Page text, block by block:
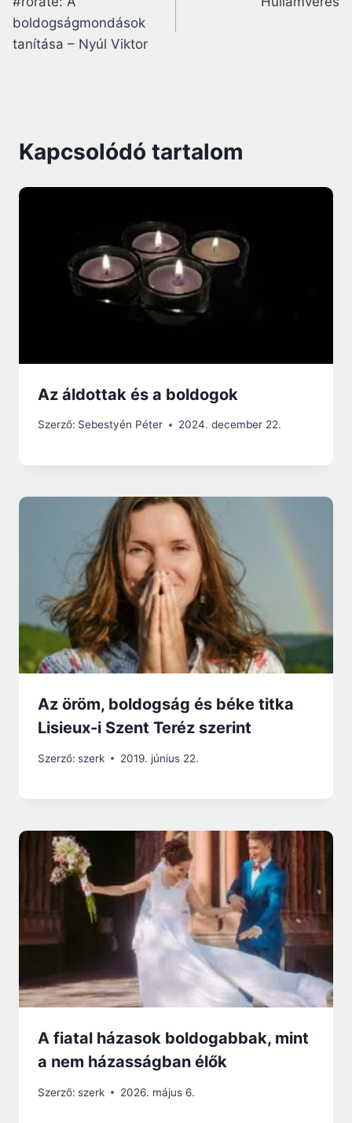
navigáció
boldogságmondások
tanítása – Nyúl Viktor
Kapcsolódó tartalom
Az áldottak és a boldogok
Szerző: Sebestyén Péter 2024. december 22.
Az öröm, boldogság és béke titka
Lisieux-i Szent Teréz szerint
Szerző: szerk 2019. június 22.
A fiatal házasok boldogabbak, mint
a nem házasságban élők
Szerző: szerk 2026. május 6.